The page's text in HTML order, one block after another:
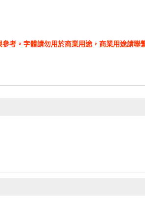
考。字體請勿用於商業用途，商業用途請聯